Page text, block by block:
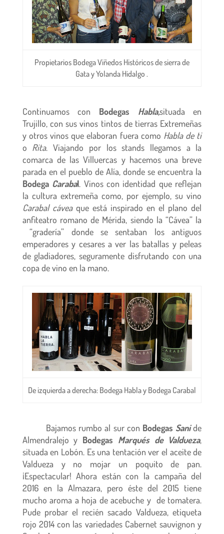
Propietarios Bodega Viñedos Históricos de sierra de
Gata y Yolanda Hidalgo .
Continuamos con Bodegas Habla,situada en
Trujillo, con sus vinos tintos de tierras Extremeñas
y otros vinos que elaboran fuera como Habla de ti
o Rita. Viajando por los stands llegamos a la
comarca de las Villuercas y hacemos una breve
parada en el pueblo de Alía, donde se encuentra la
Bodega Carabal. Vinos con identidad que reflejan
la cultura extremeña como, por ejemplo, su vino
Carabal cáveaque está inspirado en el plano del
anfiteatro romano de Mérida, siendo la “Cávea” la
“gradería” donde se sentaban los antiguos
emperadores y cesares a ver las batallas y peleas
de gladiadores, seguramente disfrutando con una
copa de vino en la mano.
De izquierda a derecha: Bodega Habla y Bodega Carabal
Bajamos rumbo al sur con Bodegas Sani de
Almendralejo y Bodegas Marqués de Valdueza,
situada en Lobón. Es una tentación ver el aceite de
Valdueza y no mojar un poquito de pan.
¡Espectacular! Ahora están con la campaña del
2016 en la Almazara, pero éste del 2015 tiene
mucho aroma a hoja de acebuche y de tomatera.
Pude probar el recién sacado Valdueza, etiqueta
rojo 2014 con las variedades Cabernet sauvignon y